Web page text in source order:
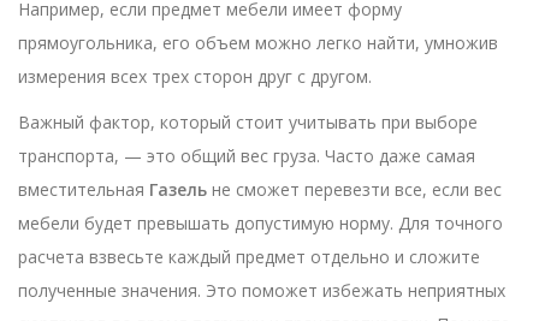
Например, если предмет мебели имеет форму
прямоугольника, его объем можно легко найти, умножив
измерения всех трех сторон друг с другом.
Важный фактор, который стоит учитывать при выборе
транспорта, — это общий вес груза. Часто даже самая
вместительная Газель не сможет перевезти все, если вес
мебели будет превышать допустимую норму. Для точного
расчета взвесьте каждый предмет отдельно и сложите
полученные значения. Это поможет избежать неприятных